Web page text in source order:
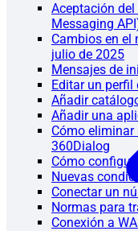
Aceptación
Messaging
Cambios en el
julio de 2025
Mensajes de
Editar un perfil
Añadir
Añadir una
Cómo eliminar
360Dialog
Cómo
Nuevas
Conectar un
Normas para
Conexión a